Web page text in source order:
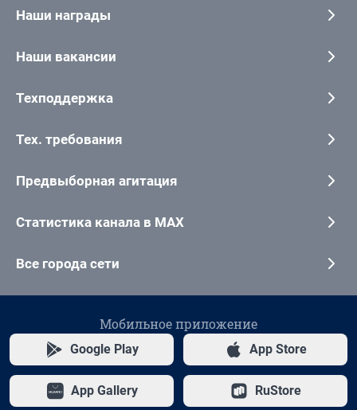
Наши награды
Наши вакансии
Техподдержка
Тех. требования
Предвыборная агитация
Статистика канала в MAX
Все города сети
Мобильное приложение
Google Play App Store
App Gallery RuStore